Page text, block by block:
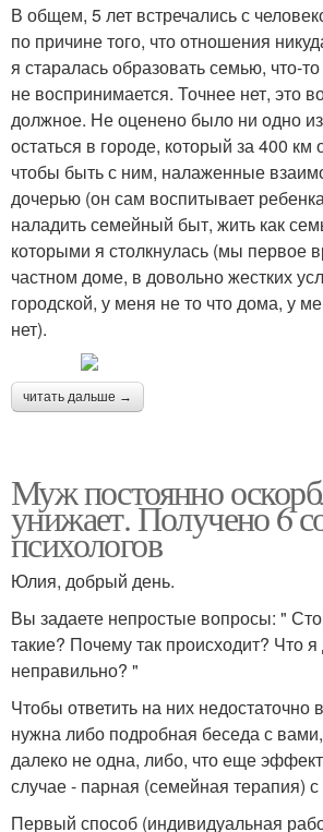
В общем, 5 лет встречались с
по причине того, что отношения
я старалась образовать семью, что-
не воспринимается. Точнее нет, это
должное. Не оценено было ни одно
остаться в городе, который за 400 км
чтобы быть с ним, налаженные
дочерью (он сам воспитывает
наладить семейный быт, жить как
которыми я столкнулась (мы первое
частном доме, в довольно жестких
городской, у меня не то что дома, у
нет).
читать дальше →
Муж постоянно
унижает. Получено 6
психологов
Юлия, добрый день.
Вы задаете непростые вопросы: "
такие? Почему так происходит? Что
неправильно? "
Чтобы ответить на них недостаточно
нужна либо подробная беседа с
далеко не одна, либо, что еще
случае - парная (семейная терапия)
Первый способ (индивидуальная